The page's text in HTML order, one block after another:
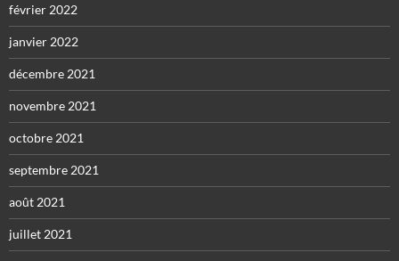
février 2022
janvier 2022
décembre 2021
novembre 2021
octobre 2021
septembre 2021
août 2021
juillet 2021